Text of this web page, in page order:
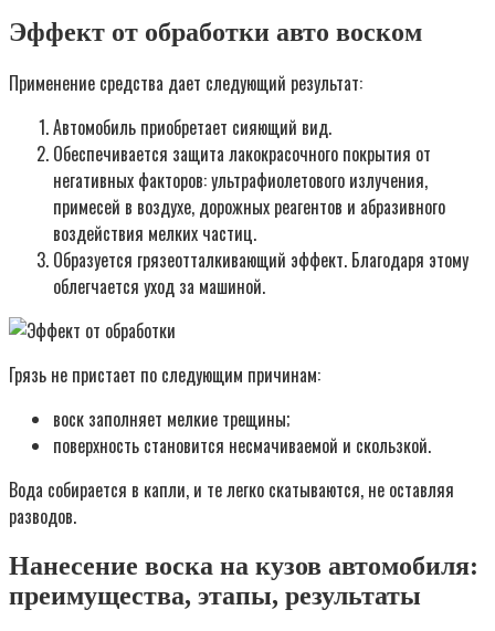
Эффект от обработки авто воском
Применение средства дает следующий результат:
Автомобиль приобретает сияющий вид.
Обеспечивается защита лакокрасочного покрытия от
негативных факторов: ультрафиолетового излучения,
примесей в воздухе, дорожных реагентов и абразивного
воздействия мелких частиц.
Образуется грязеотталкивающий эффект. Благодаря этому
облегчается уход за машиной.
Грязь не пристает по следующим причинам:
воск заполняет мелкие трещины;
поверхность становится несмачиваемой и скользкой.
Вода собирается в капли, и те легко скатываются, не оставляя
разводов.
Нанесение воска на кузов автомобиля:
преимущества, этапы, результаты